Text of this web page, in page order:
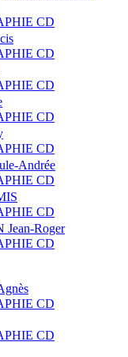
CD
CD
CD
CD
CD
Andrée
CD
CD
Roger
CD
CD
CD